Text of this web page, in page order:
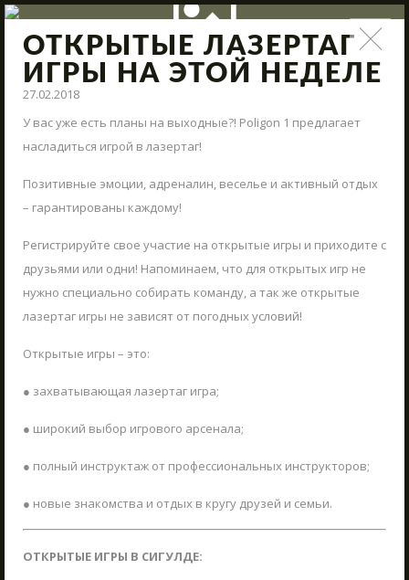
ОТКРЫТЫЕ ЛАЗЕРТАГ
ИГРЫ НА ЭТОЙ НЕДЕЛЕ
27.02.2018
У вас уже есть планы на выходные?! Poligon 1 предлагает
насладиться игрой в лазертаг!
Позитивные эмоции, адреналин, веселье и активный отдых
– гарантированы каждому!
Регистрируйте свое участие на открытые игры и приходите с
друзьями или одни! Напоминаем, что для открытых игр не
нужно специально собирать команду, а так же открытые
лазертаг игры не зависят от погодных условий!
Открытые игры – это:
● захватывающая лазертаг игра;
● широкий выбор игрового арсенала;
● полный инструктаж от профессиональных инструкторов;
● новые знакомства и отдых в кругу друзей и семьи.
ОТКРЫТЫЕ ИГРЫ В СИГУЛДЕ:
СТАРТ
ВМЕСТЕ КРУГЛЫЙ ГОД
АРЕНЫ
РЕЗЕРВАЦИЯ
КОНТАКТЫ
Лабиринт "МИНОТАВР"
НОВОСТИ
Поступления нового арсенала, модернизация полигона,
интересные сражения и новые предложения – всё это и
многое другое в наших новостях.
03.06.2025
В Сигулде любителей активного отдыха ждет
индивидуального отдыха, так и для
другие торжества.ЧИТАТЬ
НАПИСАТЬ НАМ